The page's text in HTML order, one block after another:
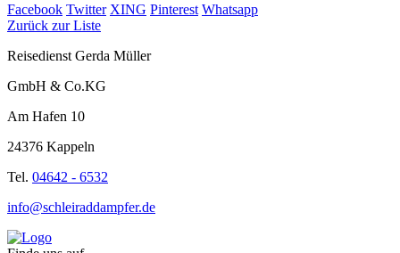
Facebook Twitter XING Pinterest Whatsapp
Zurück zur Liste
Reisedienst Gerda Müller
GmbH & Co.KG
Am Hafen 10
24376 Kappeln
Tel. 04642 - 6532
info@schleiraddampfer.de